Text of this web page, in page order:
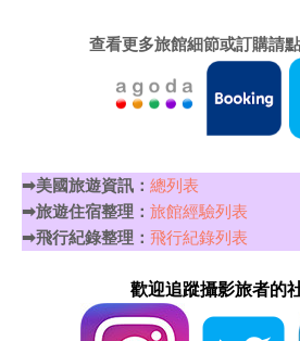
查看更多旅館細節或訂購請
➡美國旅遊資訊： 總列表
➡旅遊住宿整理： 旅館經驗列表
➡飛行紀錄整理： 飛行紀錄列表
歡迎追蹤攝影旅者的